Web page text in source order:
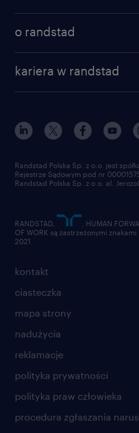
o randstad
kariera w randstad
kontakt
ciasteczka
mapa strony
nadużycia
reklamacje
polityka prywatności
polityka praw człowieka
procedura zgłaszania
Randstad Polska Sp. z o.o. jest
Rejestrze Sądowym pod nr
Randstad Polska Sp. z o.o. al.
RANDSTAD,
, HUMAN
OF WORK są zastrzeżonymi
2021